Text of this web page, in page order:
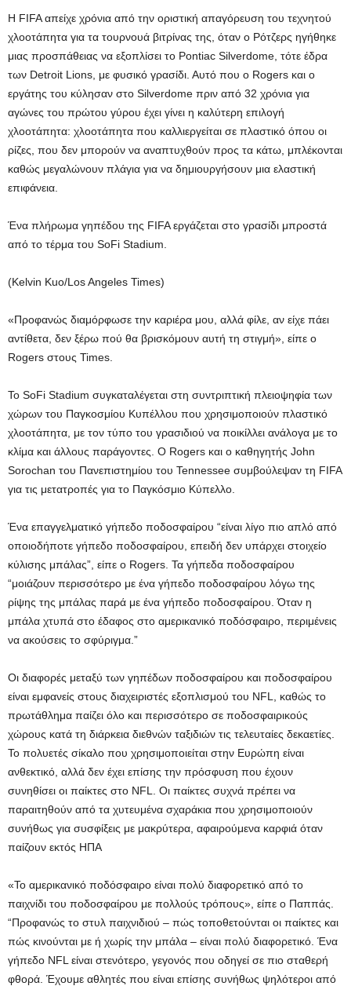
Η FIFA απείχε χρόνια από την οριστική απαγόρευση του τεχνητού
χλοοτάπητα για τα τουρνουά βιτρίνας της, όταν ο Ρότζερς ηγήθηκε
μιας προσπάθειας να εξοπλίσει το Pontiac Silverdome, τότε έδρα
των Detroit Lions, με φυσικό γρασίδι. Αυτό που ο Rogers και ο
εργάτης του κύλησαν στο Silverdome πριν από 32 χρόνια για
αγώνες του πρώτου γύρου έχει γίνει η καλύτερη επιλογή
χλοοτάπητα: χλοοτάπητα που καλλιεργείται σε πλαστικό όπου οι
ρίζες, που δεν μπορούν να αναπτυχθούν προς τα κάτω, μπλέκονται
καθώς μεγαλώνουν πλάγια για να δημιουργήσουν μια ελαστική
επιφάνεια.
Ένα πλήρωμα γηπέδου της FIFA εργάζεται στο γρασίδι μπροστά
από το τέρμα του SoFi Stadium.
(Kelvin Kuo/Los Angeles Times)
«Προφανώς διαμόρφωσε την καριέρα μου, αλλά φίλε, αν είχε πάει
αντίθετα, δεν ξέρω πού θα βρισκόμουν αυτή τη στιγμή», είπε ο
Rogers στους Times.
Το SoFi Stadium συγκαταλέγεται στη συντριπτική πλειοψηφία των
χώρων του Παγκοσμίου Κυπέλλου που χρησιμοποιούν πλαστικό
χλοοτάπητα, με τον τύπο του γρασιδιού να ποικίλλει ανάλογα με το
κλίμα και άλλους παράγοντες. Ο Rogers και ο καθηγητής John
Sorochan του Πανεπιστημίου του Tennessee συμβούλεψαν τη FIFA
για τις μετατροπές για το Παγκόσμιο Κύπελλο.
Ένα επαγγελματικό γήπεδο ποδοσφαίρου “είναι λίγο πιο απλό από
οποιοδήποτε γήπεδο ποδοσφαίρου, επειδή δεν υπάρχει στοιχείο
κύλισης μπάλας”, είπε ο Rogers. Τα γήπεδα ποδοσφαίρου
“μοιάζουν περισσότερο με ένα γήπεδο ποδοσφαίρου λόγω της
ρίψης της μπάλας παρά με ένα γήπεδο ποδοσφαίρου. Όταν η
μπάλα χτυπά στο έδαφος στο αμερικανικό ποδόσφαιρο, περιμένεις
να ακούσεις το σφύριγμα.”
Οι διαφορές μεταξύ των γηπέδων ποδοσφαίρου και ποδοσφαίρου
είναι εμφανείς στους διαχειριστές εξοπλισμού του NFL, καθώς το
πρωτάθλημα παίζει όλο και περισσότερο σε ποδοσφαιρικούς
χώρους κατά τη διάρκεια διεθνών ταξιδιών τις τελευταίες δεκαετίες.
Το πολυετές σίκαλο που χρησιμοποιείται στην Ευρώπη είναι
ανθεκτικό, αλλά δεν έχει επίσης την πρόσφυση που έχουν
συνηθίσει οι παίκτες στο NFL. Οι παίκτες συχνά πρέπει να
παραιτηθούν από τα χυτευμένα σχαράκια που χρησιμοποιούν
συνήθως για συσφίξεις με μακρύτερα, αφαιρούμενα καρφιά όταν
παίζουν εκτός ΗΠΑ
«Το αμερικανικό ποδόσφαιρο είναι πολύ διαφορετικό από το
παιχνίδι του ποδοσφαίρου με πολλούς τρόπους», είπε ο Παππάς.
“Προφανώς το στυλ παιχνιδιού – πώς τοποθετούνται οι παίκτες και
πώς κινούνται με ή χωρίς την μπάλα – είναι πολύ διαφορετικό. Ένα
γήπεδο NFL είναι στενότερο, γεγονός που οδηγεί σε πιο σταθερή
φθορά. Έχουμε αθλητές που είναι επίσης συνήθως ψηλότεροι από